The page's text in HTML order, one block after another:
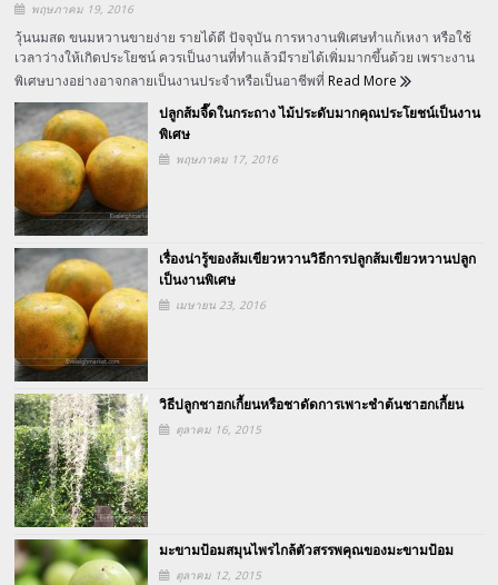
พฤษภาคม 19, 2016
วุ้นนมสด ขนมหวานขายง่าย รายได้ดี ปัจจุบัน การหางานพิเศษทำแก้เหงา หรือใช้
เวลาว่างให้เกิดประโยชน์ ควรเป็นงานที่ทำแล้วมีรายได้เพิ่มมากขึ้นด้วย เพราะงาน
พิเศษบางอย่างอาจกลายเป็นงานประจำหรือเป็นอาชีพที่ Read More
ปลูกส้มจี๊ดในกระถาง ไม้ประดับมากคุณประโยชน์เป็นงาน
พิเศษ
พฤษภาคม 17, 2016
เรื่องน่ารู้ของส้มเขียวหวานวิธีการปลูกส้มเขียวหวานปลูก
เป็นงานพิเศษ
เมษายน 23, 2016
วิธีปลูกชาฮกเกี้ยนหรือชาดัดการเพาะชำต้นชาฮกเกี้ยน
ตุลาคม 16, 2015
มะขามป้อมสมุนไพรไกล้ตัวสรรพคุณของมะขามป้อม
ตุลาคม 12, 2015